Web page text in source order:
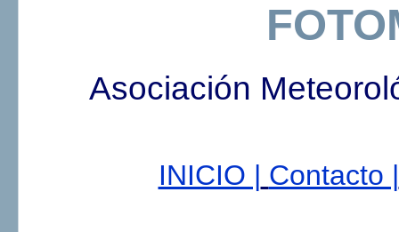
Asociación
INICIO | Contacto |